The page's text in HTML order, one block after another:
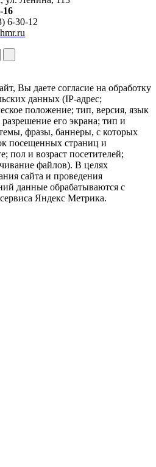
16
6-30-12
Вы даете согласие на обработку
данных (IP-адрес;
положение; тип, версия, язык
его экрана; тип и
фразы, баннеры, с которых
посещенных страниц и
пол и возраст посетителей;
файлов). В целях
сайта и проведения
данные обрабатываются с
Яндекс Метрика.